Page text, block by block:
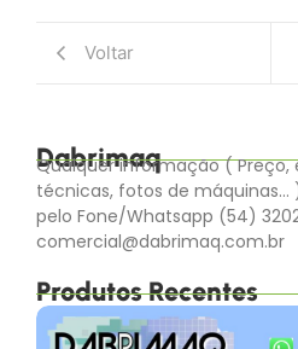
Voltar
Dabrimaq
Qualquer informação ( Preço,
técnicas, fotos de máquinas…
pelo Fone/Whatsapp (54)
comercial@dabrimaq.com.br
Produtos Recentes